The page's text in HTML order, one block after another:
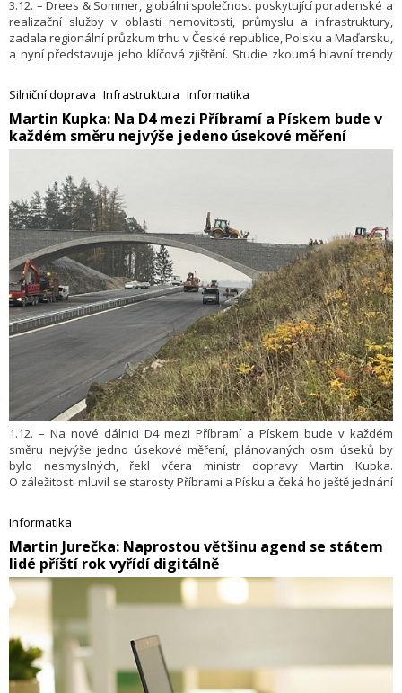
3.12. – Drees & Sommer, globální společnost poskytující poradenské a
realizační služby v oblasti nemovitostí, průmyslu a infrastruktury,
zadala regionální průzkum trhu v České republice, Polsku a Maďarsku,
a nyní představuje jeho klíčová zjištění. Studie zkoumá hlavní trendy
majitelů firem v realitním sektoru a stavebním průmyslu. V České
republice využívá umělou inteligenci v tomto odvětví jen asi 27 %,
přičemž 54 % respondentů ji používá týdně. Naopak 60 % oslovených
na všech třech trzích vyjádřilo silné přání naučit se aplikovat AI na
dovedností v tomto odvětví.
Silniční doprava Infrastruktura Informatika
​Martin Kupka: Na D4 mezi Příbramí a Pískem bude v
každém směru nejvýše jedeno úsekové měření
1.12. – Na nové dálnici D4 mezi Příbramí a Pískem bude v každém
směru nejvýše jedno úsekové měření, plánovaných osm úseků by
bylo nesmyslných, řekl včera ministr dopravy Martin Kupka.
O záležitosti mluvil se starosty Příbrami a Písku a čeká ho ještě jednání
Salis včera řekla, že dodavatel projektu je vázán koncesionářskou
smlouvou a zadáním klienta. Využití kamer, které slouží i k úsekovému
měření, se podle ní řeší. Nová D4 mezi Příbramí a Pískem zahájí provoz
v týdnu od 16. prosince. Jde o 48 kilometrů dálnice, z nichž je
32 kilometrů nově postaveno a 16 kilometrů opraveno.
Informatika
​Martin Jurečka: Naprostou většinu agend se státem
lidé příští rok vyřídí digitálně